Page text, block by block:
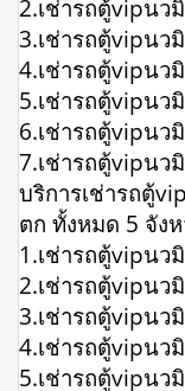
2.เช่ารถตู้vipนว
3.เช่ารถตู้vipน
4.เช่ารถตู้vipน
5.เช่ารถตู้vipน
6.เช่ารถตู้vipนว
7.เช่ารถตู้vipน
บริการเช่ารถตู้
ตก ทั้งหมด 5 จัง
1.เช่ารถตู้vipน
2.เช่ารถตู้vipน
3.เช่ารถตู้vipน
4.เช่ารถตู้vipน
5.เช่ารถตู้vipน